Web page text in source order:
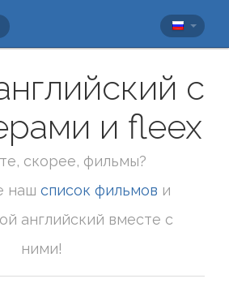
с
и fleex
скорее, фильмы?
наш список фильмов и
английский вместе с
ними!